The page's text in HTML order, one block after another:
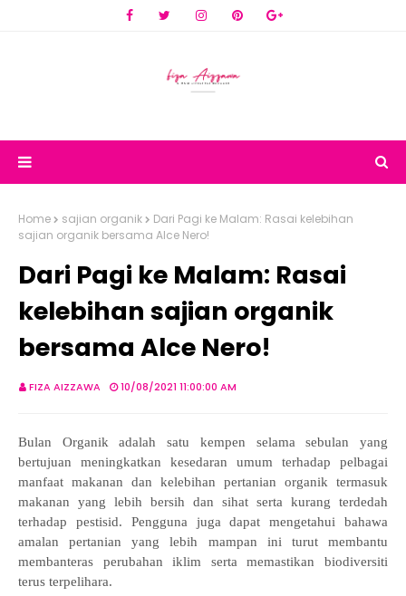
Home sajian organik
Dari Pagi ke Malam: Rasai kelebihan
sajian organik bersama Alce Nero!
Dari Pagi ke Malam: Rasai
kelebihan sajian organik
bersama Alce Nero!
FIZA AIZZAWA 10/08/2021 11:00:00 AM
Bulan Organik adalah satu kempen selama sebulan yang
bertujuan meningkatkan kesedaran umum terhadap pelbagai
manfaat makanan dan kelebihan pertanian organik termasuk
makanan yang lebih bersih dan sihat serta kurang terdedah
terhadap pestisid. Pengguna juga dapat mengetahui bahawa
amalan pertanian yang lebih mampan ini turut membantu
membanteras perubahan iklim serta memastikan biodiversiti
terus terpelihara.